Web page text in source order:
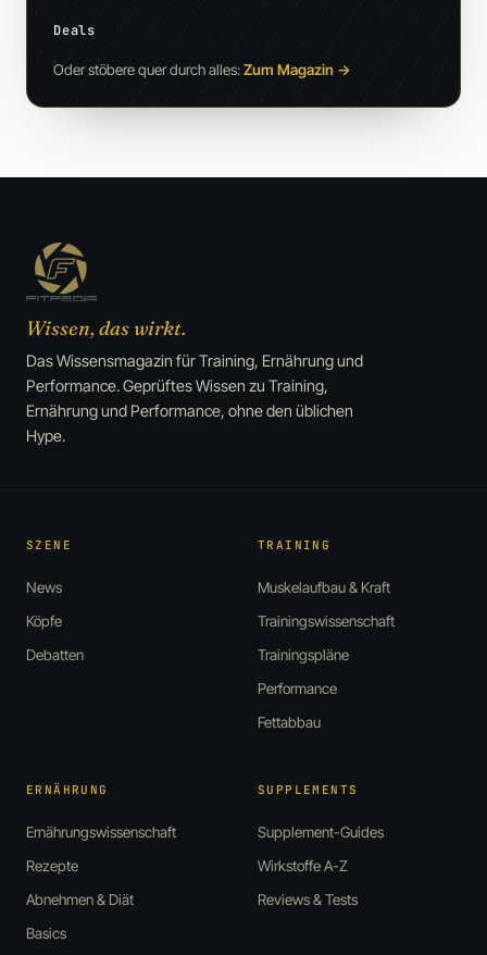
Deals
Oder stöbere quer durch alles:Zum Magazin →
Wissen, das wirkt.
Das Wissensmagazin für Training, Ernährung und
Performance. Geprüftes Wissen zu Training,
Ernährung und Performance, ohne den üblichen
Hype.
SZENE
News
Köpfe
Debatten
TRAINING
Muskelaufbau & Kraft
Trainingswissenschaft
Trainingspläne
Performance
Fettabbau
ERNÄHRUNG
Ernährungswissenschaft
Rezepte
Abnehmen & Diät
Basics
SUPPLEMENTS
Supplement-Guides
Wirkstoffe A-Z
Reviews & Tests